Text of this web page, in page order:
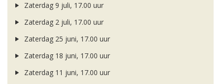
Zaterdag 9 juli, 17.00 uur
Zaterdag 2 juli, 17.00 uur
Zaterdag 25 juni, 17.00 uur
Zaterdag 18 juni, 17.00 uur
Zaterdag 11 juni, 17.00 uur